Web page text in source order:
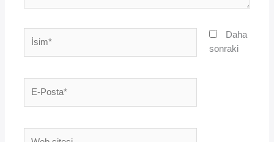
Posta*
Daha
sonraki